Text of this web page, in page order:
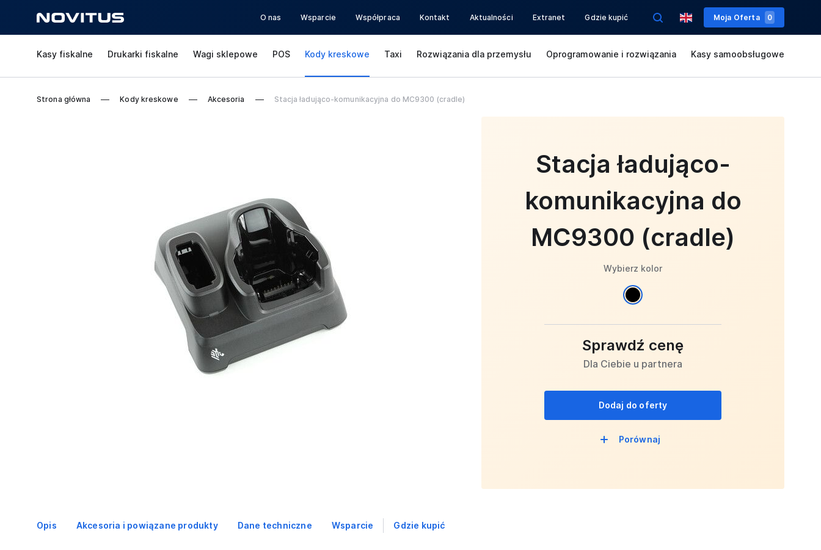
O nas Wsparcie Współpraca Kontakt Aktualności Extranet Gdzie kupić Moja Oferta 0
Kasy fiskalne Drukarki fiskalne Wagi sklepowe POS Kody kreskowe Taxi Rozwiązania dla przemysłu Oprogramowanie i rozwiązania Kasy samoobsługowe
Strona główna Kody kreskowe Akcesoria Stacja ładująco-komunikacyjna do MC9300 (cradle)
Stacja ładująco-
komunikacyjna do
MC9300 (cradle)
Wybierz kolor
Sprawdź cenę
Dla Ciebie u partnera
Dodaj do oferty
Porównaj
Opis Akcesoria i powiązane produkty Dane techniczne Wsparcie Gdzie kupić